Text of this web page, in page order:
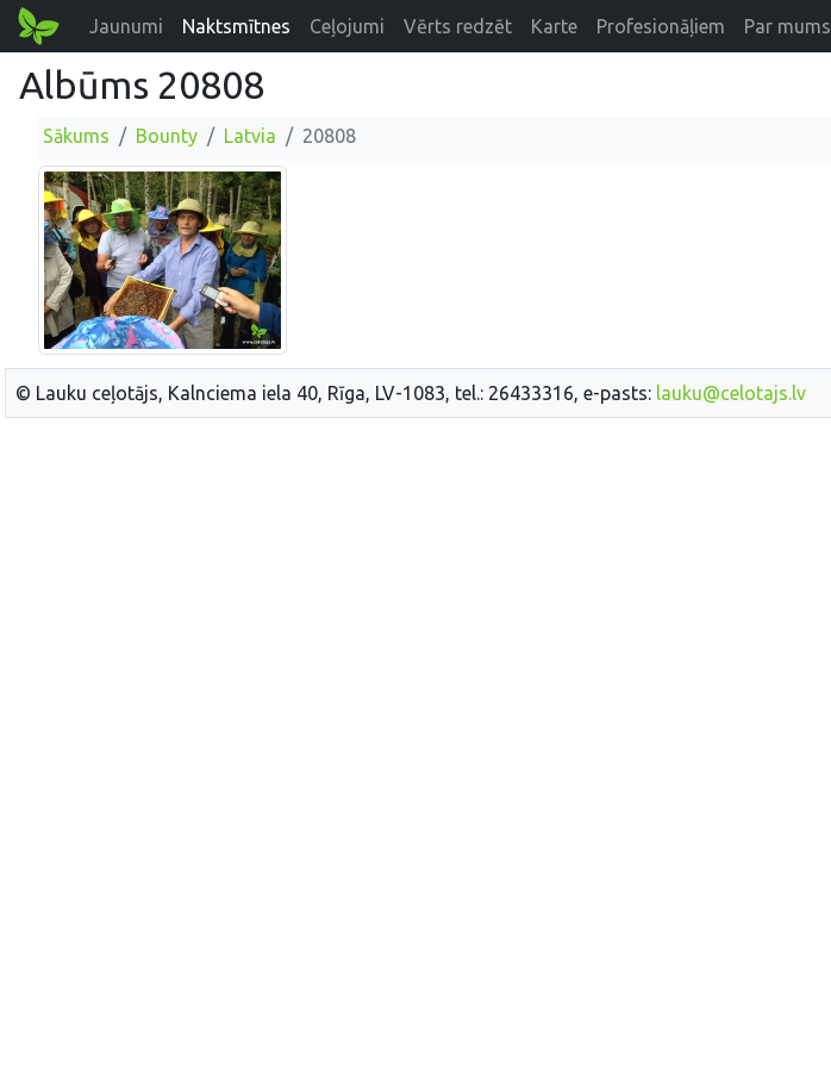
Jaunumi Naktsmītnes Ceļojumi Vērts redzēt Karte Profesionāļiem Par mums
Albūms 20808
Sākums Bounty Latvia 20808
© Lauku ceļotājs, Kalnciema iela 40, Rīga, LV-1083, tel.: 26433316, e-pasts: lauku@celotajs.lv